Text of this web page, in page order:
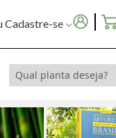
Cadastre-se